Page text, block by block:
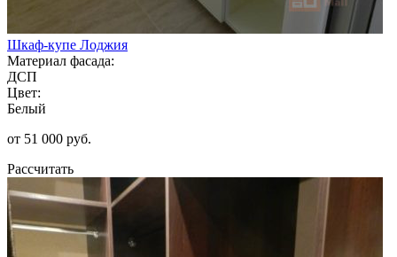
Шкаф-купе Лоджия
Материал фасада:
ДСП
Цвет:
Белый
от 51 000 руб.
Рассчитать